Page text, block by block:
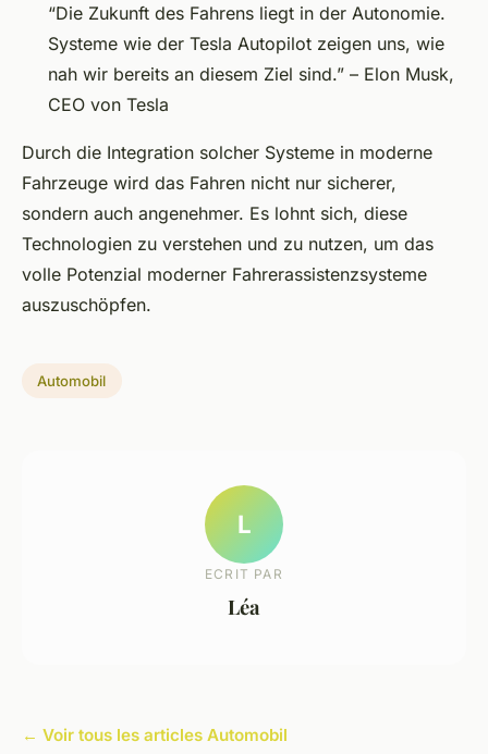
“Die Zukunft des Fahrens liegt in der Autonomie.
Systeme wie der Tesla Autopilot zeigen uns, wie
nah wir bereits an diesem Ziel sind.” – Elon Musk,
CEO von Tesla
Durch die Integration solcher Systeme in moderne
Fahrzeuge wird das Fahren nicht nur sicherer,
sondern auch angenehmer. Es lohnt sich, diese
Technologien zu verstehen und zu nutzen, um das
volle Potenzial moderner Fahrerassistenzsysteme
auszuschöpfen.
Automobil
L
ECRIT PAR
Léa
← Voir tous les articles Automobil